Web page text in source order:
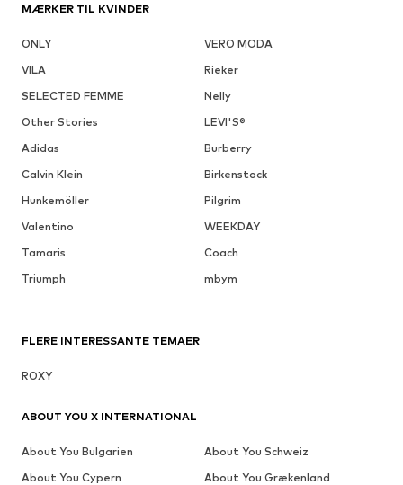
MÆRKER TIL KVINDER
ONLY
VERO MODA
VILA
Rieker
SELECTED FEMME
Nelly
Other Stories
LEVI'S®
Adidas
Burberry
Calvin Klein
Birkenstock
Hunkemöller
Pilgrim
Valentino
WEEKDAY
Tamaris
Coach
Triumph
mbym
FLERE INTERESSANTE TEMAER
ROXY
ABOUT YOU X INTERNATIONAL
About You Bulgarien
About You Schweiz
About You Cypern
About You Grækenland